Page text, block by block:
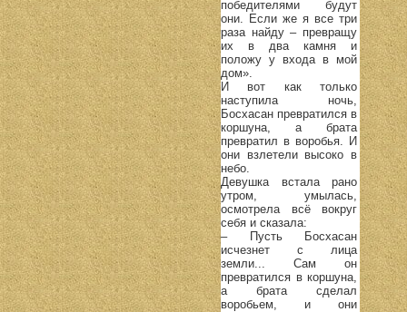
победителями будут
они. Если же я все три
раза найду – превращу
их в два камня и
положу у входа в мой
дом».
И вот как только
наступила ночь,
Босхасан превратился в
коршуна, а брата
превратил в воробья. И
они взлетели высоко в
небо.
Девушка встала рано
утром, умылась,
осмотрела всё вокруг
себя и сказала:
– Пусть Босхасан
исчезнет с лица
земли... Сам он
превратился в коршуна,
а брата сделал
воробьем, и они